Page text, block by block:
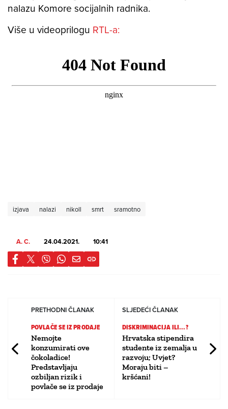
nalazu Komore socijalnih radnika.
Više u videoprilogu RTL-a:
izjava nalazi nikoll smrt sramotno
A. C. 24.04.2021. 10:41
PRETHODNI ČLANAK
POVLAČE SE IZ PRODAJE
Nemojte
konzumirati ove
čokoladice!
Predstavljaju
ozbiljan rizik i
povlače se iz prodaje
SLJEDEĆI ČLANAK
DISKRIMINACIJA ILI...?
Hrvatska stipendira
studente iz zemalja u
razvoju; Uvjet?
Moraju biti –
kršćani!